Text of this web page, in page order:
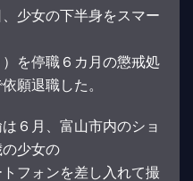
少女の下半身をスマー
を停職６カ月の懲戒処
願退職した。
６月、富山市内のショ
少女の
フォンを差し入れて撮